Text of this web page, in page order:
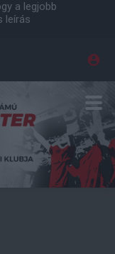
a legjobb
leírás